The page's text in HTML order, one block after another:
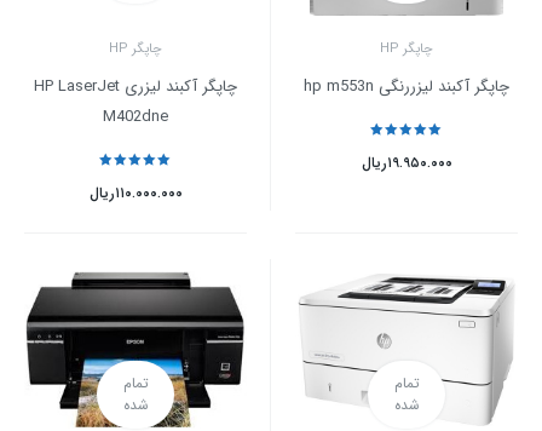
چاپگر HP
چاپگر آکبند لیزررنگی hp m553n
ریال۱۹.۹۵۰.۰۰۰
چاپگر HP
چاپگر آکبند لیزری HP LaserJet
M402dne
ریال۱۱۰.۰۰۰.۰۰۰
تمام
شده
تمام
شده